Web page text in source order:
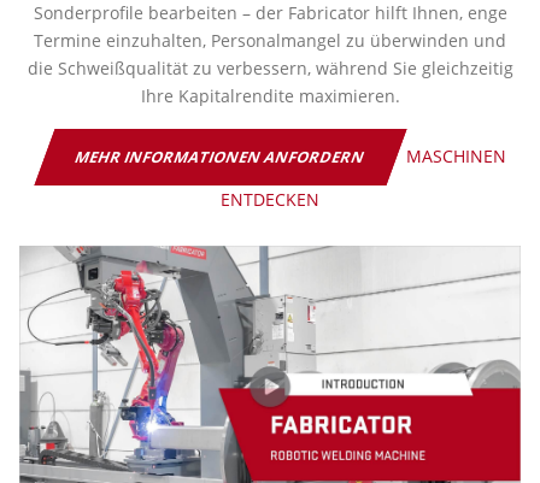
Sonderprofile bearbeiten – der Fabricator hilft Ihnen, enge
Termine einzuhalten, Personalmangel zu überwinden und
die Schweißqualität zu verbessern, während Sie gleichzeitig
Ihre Kapitalrendite maximieren.
MEHR INFORMATIONEN ANFORDERN
MASCHINEN
ENTDECKEN